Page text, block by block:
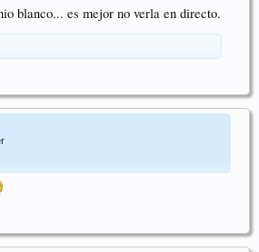
blanco... es mejor no verla en directo.